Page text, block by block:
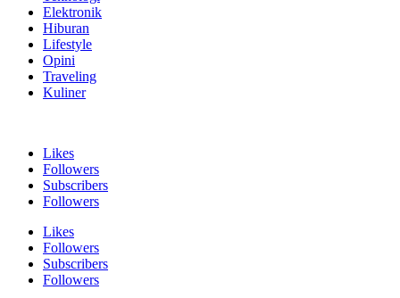
Elektronik
Hiburan
Lifestyle
Opini
Traveling
Kuliner
Likes
Followers
Subscribers
Followers
Likes
Followers
Subscribers
Followers